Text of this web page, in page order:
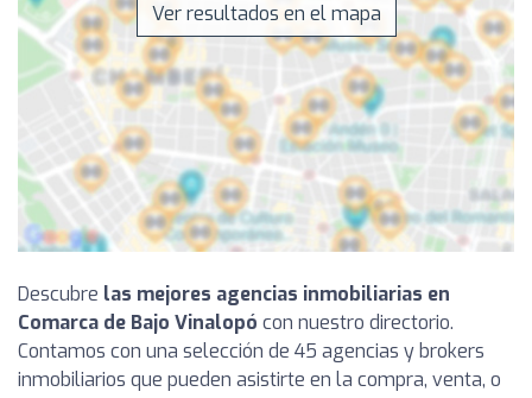
Ver resultados en el mapa
Descubre las mejores agencias inmobiliarias en
Comarca de Bajo Vinalopó con nuestro directorio.
Contamos con una selección de 45 agencias y brokers
inmobiliarios que pueden asistirte en la compra, venta, o